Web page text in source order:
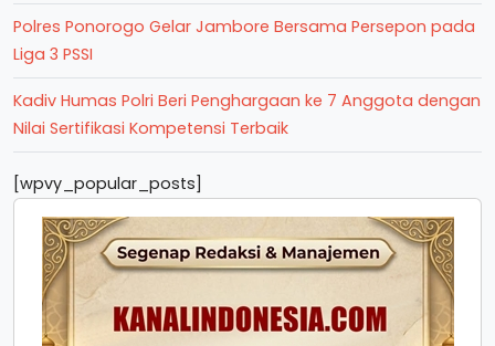
Polres Ponorogo Gelar Jambore Bersama Persepon pada
Liga 3 PSSI
Kadiv Humas Polri Beri Penghargaan ke 7 Anggota dengan
Nilai Sertifikasi Kompetensi Terbaik
[wpvy_popular_posts]